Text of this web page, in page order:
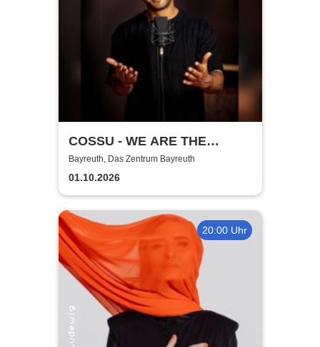
COSSU - WE ARE THE
GERMANS - Stand-Up
Comedy
Bayreuth, Das Zentrum Bayreuth
01.10.2026
20:00 Uhr